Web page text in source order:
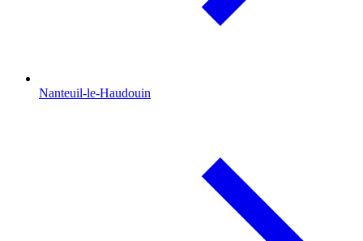
Nanteuil-le-Haudouin